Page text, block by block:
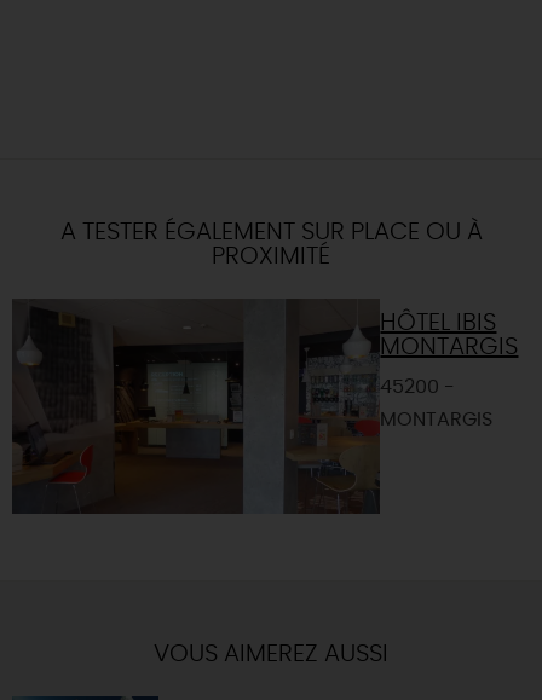
A TESTER ÉGALEMENT SUR PLACE OU À
PROXIMITÉ
HÔTEL IBIS
MONTARGIS
45200 -
MONTARGIS
VOUS AIMEREZ AUSSI